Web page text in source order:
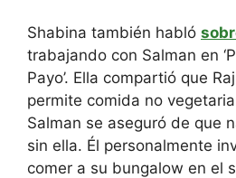
Shabina también habló
trabajando con Salman en
Payo’. Ella compartió que
permite comida no
Salman se aseguró de que
sin ella. Él personalmente
comer a su bungalow en el